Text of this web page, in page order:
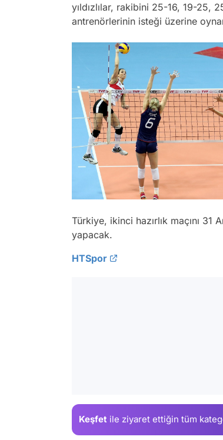
yıldızlılar, rakibini 25-16, 19-25,
antrenörlerinin isteği üzerine
Türkiye, ikinci hazırlık maçını
yapacak.
HTSpor
Keşfet ile ziyaret ettiğin tüm